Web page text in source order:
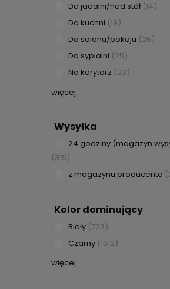
Do jadalni/nad stół (14)
Do kuchni (19)
Do salonu/pokoju (25)
Do sypialni (25)
Na korytarz (23)
więcej
Wysyłka
24 godziny (magazyn
(315)
z magazynu producenta
Kolor dominujący
Biały (723)
Czarny (1012)
więcej